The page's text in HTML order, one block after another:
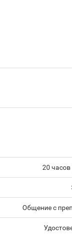
20
Общение с